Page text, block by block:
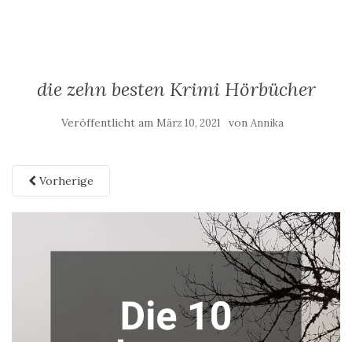
die zehn besten Krimi Hörbücher
Veröffentlicht am März 10, 2021 von Annika
Vorherige